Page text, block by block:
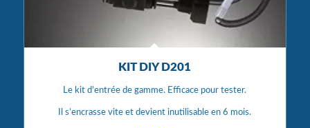
KIT DIY D201
Le kit d’entrée de gamme. Efficace pour tester.
Il s’encrasse vite et devient inutilisable en 6 mois.